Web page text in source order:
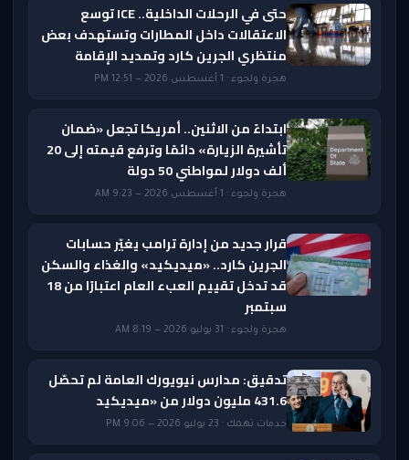
حتى في الرحلات الداخلية.. ICE توسع
الاعتقالات داخل المطارات وتستهدف بعض
منتظري الجرين كارد وتمديد الإقامة
هجرة ولجوء · 1 أغسطس 2026 — 12:51 PM
ابتداءً من الاثنين.. أمريكا تجعل «ضمان
تأشيرة الزيارة» دائمًا وترفع قيمته إلى 20
ألف دولار لمواطني 50 دولة
هجرة ولجوء · 1 أغسطس 2026 — 9:23 AM
قرار جديد من إدارة ترامب يغيّر حسابات
الجرين كارد.. «ميديكيد» والغذاء والسكن
قد تدخل تقييم العبء العام اعتبارًا من 18
سبتمبر
هجرة ولجوء · 31 يوليو 2026 — 8:19 AM
تدقيق: مدارس نيويورك العامة لم تحصّل
431.6 مليون دولار من «ميديكيد
خدمات تهمك · 23 يوليو 2026 — 9:06 PM